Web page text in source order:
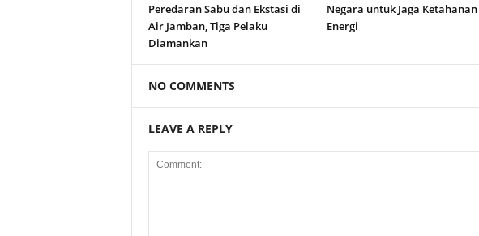
Peredaran Sabu dan Ekstasi di
Air Jamban, Tiga Pelaku
Diamankan
Negara untuk Jaga Ketahanan
Energi
NO COMMENTS
LEAVE A REPLY